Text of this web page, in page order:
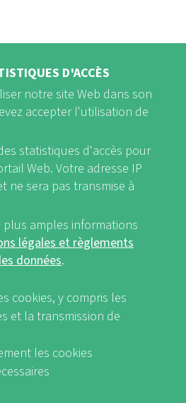
Youtube Instagram
sur la protection des données
nf-int.org
D'ACCÈS
notre site Web dans son
accepter l'utilisation de
statistiques d'accès pour
Web. Votre adresse IP
ne sera pas transmise à
amples informations
légales et règlements
données.
cookies, y compris les
et la transmission de
les cookies